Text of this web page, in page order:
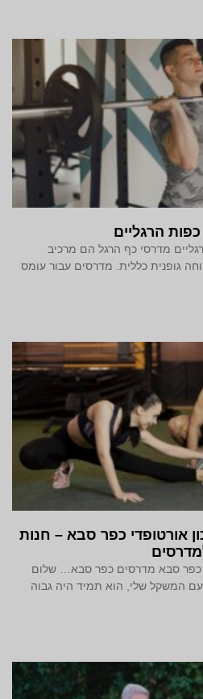
הרגליים
מדרסי כף הרגל הם מרכיב
גופנית כללית. מדרסים עבור עומס
אורטופדי כפר סבא – חנות
סבא מדרסים כפר סבא… שלום
המשקל שלי, הוא תמיד היה גבוה